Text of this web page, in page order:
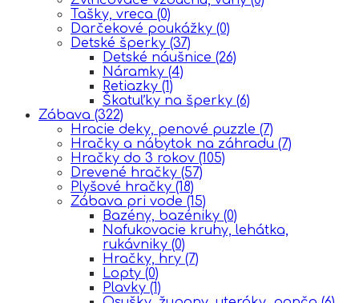
Tašky, vreca (0)
Darčekové poukážky (0)
Detské šperky (37)
Detské náušnice (26)
Náramky (4)
Retiazky (1)
Škatuľky na šperky (6)
Zábava (322)
Hracie deky, penové puzzle (7)
Hračky a nábytok na záhradu (7)
Hračky do 3 rokov (105)
Drevené hračky (57)
Plyšové hračky (18)
Zábava pri vode (15)
Bazény, bazéniky (0)
Nafukovacie kruhy, lehátka,
rukávniky (0)
Hračky, hry (7)
Lopty (0)
Plavky (1)